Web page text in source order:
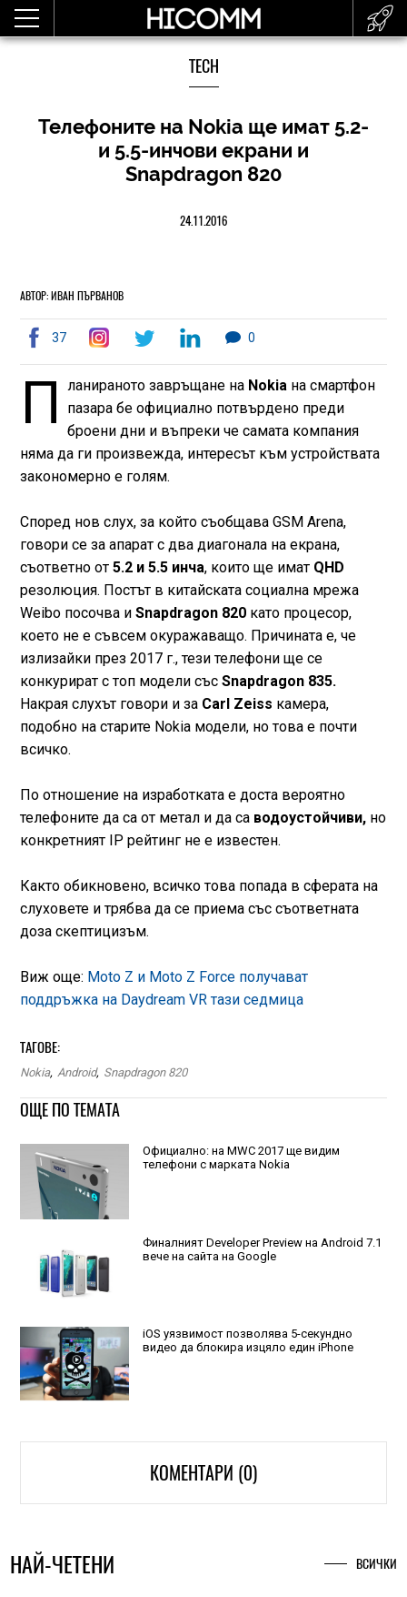
TECH
Телефоните на Nokia ще имат 5.2-
и 5.5-инчови екрани и
Snapdragon 820
24.11.2016
АВТОР: ИВАН ПЪРВАНОВ
37 0
П ланираното завръщане на Nokia на смартфон
пазара бе официално потвърдено преди
броени дни и въпреки че самата компания
няма да ги произвежда, интересът към устройствата
закономерно е голям.
Според нов слух, за който съобщава GSM Arena,
говори се за апарат с два диагонала на екрана,
съответно от 5.2 и 5.5 инча, които ще имат QHD
резолюция. Постът в китайската социална мрежа
Weibo посочва и Snapdragon 820 като процесор,
което не е съвсем окуражаващо. Причината е, че
излизайки през 2017 г., тези телефони ще се
конкурират с топ модели със Snapdragon 835.
Накрая слухът говори и заCarl Zeiss камера,
подобно на старите Nokia модели, но това е почти
всичко.
По отношение на изработката е доста вероятно
телефоните да са от метал и да са водоустойчиви,но
конкретният IP рейтинг не е известен.
Както обикновено, всичко това попада в сферата на
слуховете и трябва да се приема със съответната
доза скептицизъм.
Виж още: Moto Z и Moto Z Force получават
поддръжка на Daydream VR тази седмица
ТАГОВЕ:
Nokia, Android, Snapdragon 820
ОЩЕ ПО ТЕМАТА
Официално: на MWC 2017 ще видим
телефони с марката Nokia
Финалният Developer Preview на Android 7.1
вече на сайта на Google
iOS уязвимост позволява 5-секундно
видео да блокира изцяло един iPhone
КОМЕНТАРИ (0)
НАЙ-ЧЕТЕНИ ВСИЧКИ